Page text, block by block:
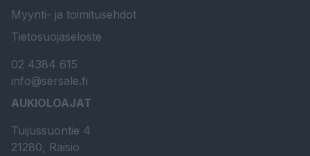
Myynti- ja toimitusehdot
Tietosuojaseloste
02 4384 615
info@sersale.fi
AUKIOLOAJAT
Tuijussuontie 4
21280, Raisio